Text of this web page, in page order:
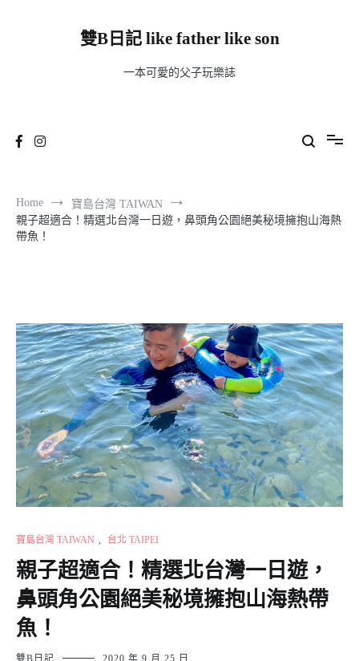
雙B日記 like father like son
一本可愛的父子玩樂誌
Home
寶島台灣 TAIWAN
親子超適合！精選北台灣一日遊，鼻頭角公園絕美秘境擁抱山海熱
帶魚！
寶島台灣 TAIWAN , 台北 TAIPEI
親子超適合！精選北台灣一日遊，
鼻頭角公園絕美秘境擁抱山海熱帶
魚！